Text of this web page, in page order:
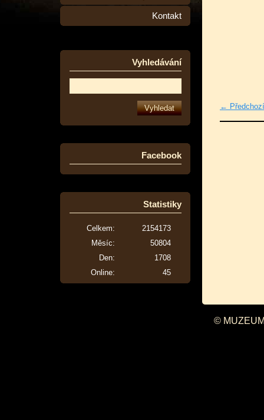
Kontakt
Vyhledávání
Facebook
Statistiky
Online: 45
Celkem:
2154173
Měsíc:
50804
Den:
1708
← Předchozí
©